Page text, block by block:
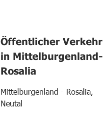
Öffentlicher Verkehr
in Mittelburgenland-
Rosalia
Mittelburgenland - Rosalia,
Neutal